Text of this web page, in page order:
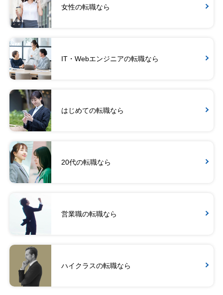
女性の転職なら
IT・Webエンジニアの転職なら
はじめての転職なら
20代の転職なら
営業職の転職なら
ハイクラスの転職なら